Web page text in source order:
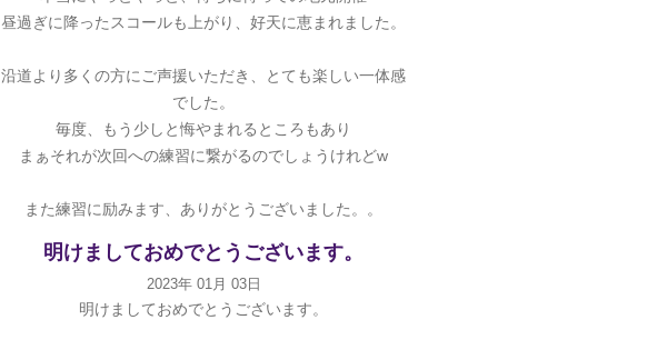
昼過ぎに降ったスコールも上がり、好天に恵まれました。
沿道より多くの方にご声援いただき、とても楽しい一体感
でした。
毎度、もう少しと悔やまれるところもあり
まぁそれが次回への練習に繋がるのでしょうけれどw
また練習に励みます、ありがとうございました。。
明けましておめでとうございます。
2023年 01月 03日
明けましておめでとうございます。